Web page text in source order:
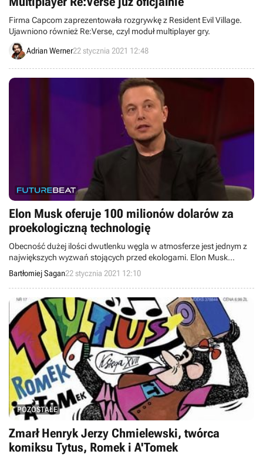
Firma Capcom zaprezentowała rozgrywkę z Resident Evil Village.
Ujawniono również Re:Verse, czyl moduł multiplayer gry.
Adrian Werner22 stycznia 2021 12:48
Elon Musk oferuje 100 milionów dolarów za
proekologiczną technologię
Obecność dużej ilości dwutlenku węgla w atmosferze jest jednym z
największych wyzwań stojących przed ekologami. Elon Musk
zamierza nagrodzić twórcę najbardziej efektywnej metody usuwania
gazu cieplarnianego z atmosfery.
Bartłomiej Sagan22 stycznia 2021 12:10
POZOSTAŁE
Zmarł Henryk Jerzy Chmielewski, twórca
komiksu Tytus, Romek i A'Tomek